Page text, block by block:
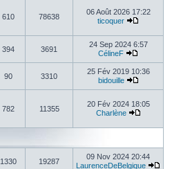
610 78638
06 Août 2026 17:22
ticoquer
394 3691
24 Sep 2024 6:57
CélineF
90 3310
25 Fév 2019 10:36
bidouille
782 11355
20 Fév 2024 18:05
Charlène
1330 19287
09 Nov 2024 20:44
LaurenceDeBelgique